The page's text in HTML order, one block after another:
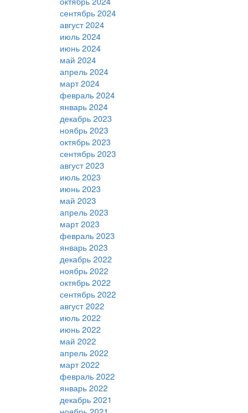
сентябрь 2024
август 2024
июль 2024
июнь 2024
май 2024
апрель 2024
март 2024
февраль 2024
январь 2024
декабрь 2023
ноябрь 2023
октябрь 2023
сентябрь 2023
август 2023
июль 2023
июнь 2023
май 2023
апрель 2023
март 2023
февраль 2023
январь 2023
декабрь 2022
ноябрь 2022
октябрь 2022
сентябрь 2022
август 2022
июль 2022
июнь 2022
май 2022
апрель 2022
март 2022
февраль 2022
январь 2022
декабрь 2021